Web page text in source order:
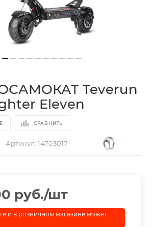
Teverun
Eleven
СРАВНИТЬ
Артикул: 14703017
руб./шт
и в розничном магазине может